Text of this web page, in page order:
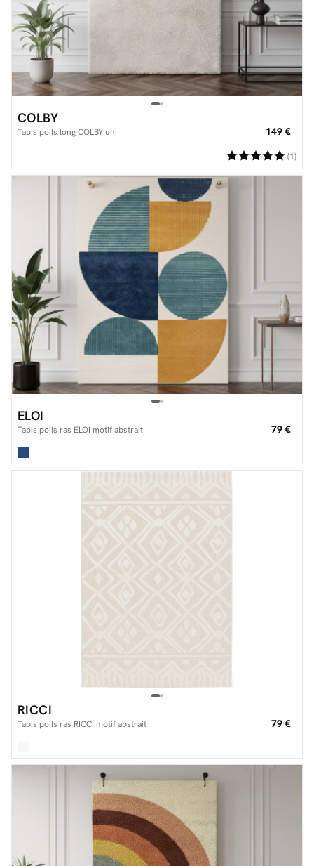
COLBY
Tapis poils long COLBY uni 149 €
(1)
ELOI
Tapis poils ras ELOI motif abstrait 79 €
RICCI
Tapis poils ras RICCI motif abstrait 79 €